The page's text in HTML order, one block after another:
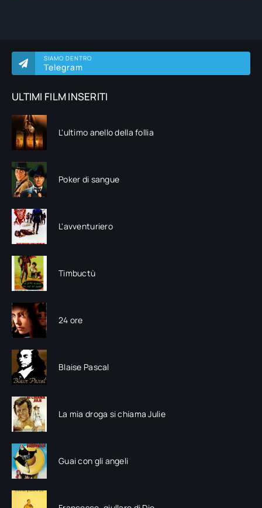
SIAMO DENTRO
Telegram
ULTIMI FILM INSERITI
L'ultimo anello della follia
Poker di sangue
L'avventuriero
Timbuctù
24 ore
Blaise Pascal
La mia droga si chiama Julie
Guai con gli angeli